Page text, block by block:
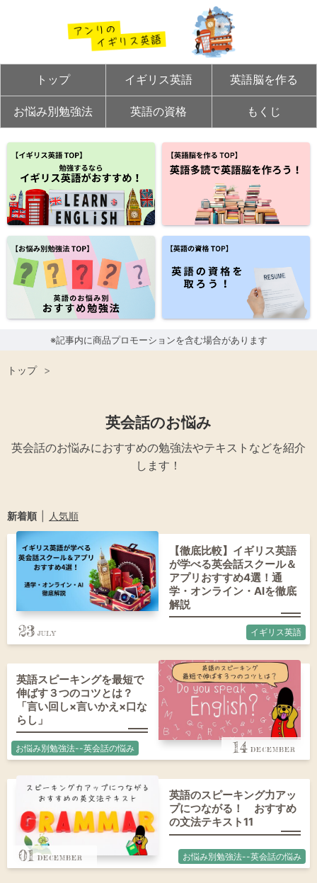
トップ イギリス英語 英語脳を作る
お悩み別勉強法 英語の資格 もくじ
※記事内に商品プロモーションを含む場合があります
トップ >
英会話のお悩み
英会話のお悩みにおすすめの勉強法やテキストなどを紹介
します！
新着順 人気順
23
【徹底比較】イギリス英語
が学べる英会話スクール＆
アプリおすすめ4選！通
学・オンライン・AIを徹底
解説
イギリス英語
14
英語スピーキングを最短で
伸ばす３つのコツとは？
「言い回し×言いかえ×口な
らし」
お悩み別勉強法--英会話の悩み
01
英語のスピーキング力アッ
プにつながる！ おすすめ
の文法テキスト11
お悩み別勉強法--英会話の悩み